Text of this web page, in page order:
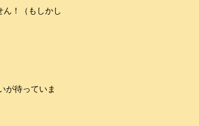
ん！（もしかし
が待っていま